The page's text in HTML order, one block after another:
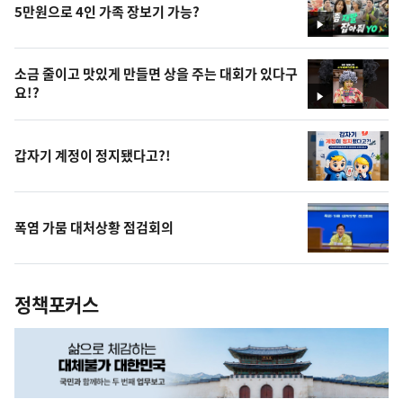
영
상
5만원으로 4인 가족 장보기 가능?
영
상
소금 줄이고 맛있게 만들면 상을 주는 대회가 있다구
요!?
갑자기 계정이 정지됐다고?!
폭염 가뭄 대처상황 점검회의
정책포커스